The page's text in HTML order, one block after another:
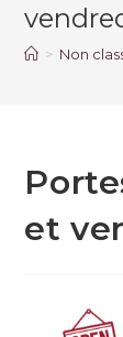
> Non
et